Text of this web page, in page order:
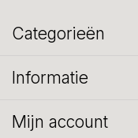
Categorieën
Informatie
Mijn account